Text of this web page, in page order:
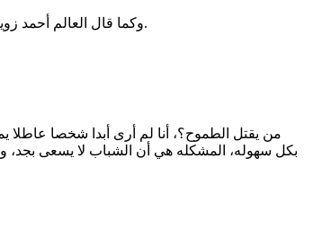
​وكما قال العالم أحمد زويل : " الغرب ليسوا أذكى منا ولكنهم يدعمون الفاشل حتى ينجح أما نحن فنحارب الناجح حتى يفشل" . فالهروب ليس من الوطن بل من منظومة تقتل الطموح.
من يقتل الطموح؟، أنا لم أرى أبدا شخصا
بكل سهوله، المشكله هي أن الشباب لا يسعى